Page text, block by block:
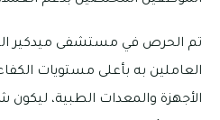
تم الحرص في مستشفى ميدكير
العاملين به بأعلى مستويات
الأجهزة والمعدات الطبية،